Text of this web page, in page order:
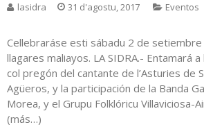
lasidra 31 d'agostu, 2017 Eventos
Cellebraráse esti sábadu 2 de
llagares maliayos. LA SIDRA.- Entamará
col pregón del cantante de l’Asturies de
Agüeros, y la participación de la Banda
Morea, y el Grupu Folklóricu Villaviciosa-
(más…)